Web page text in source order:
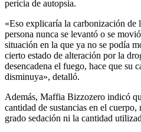
pericia de autopsia.
«Eso explicaría la carbonización de
persona nunca se levantó o se
situación en la que ya no se podía
cierto estado de alteración por la
desencadena el fuego, hace que su
disminuya», detalló.
Además, Maffia Bizzozero indicó
cantidad de sustancias en el
grado sedación ni la cantidad